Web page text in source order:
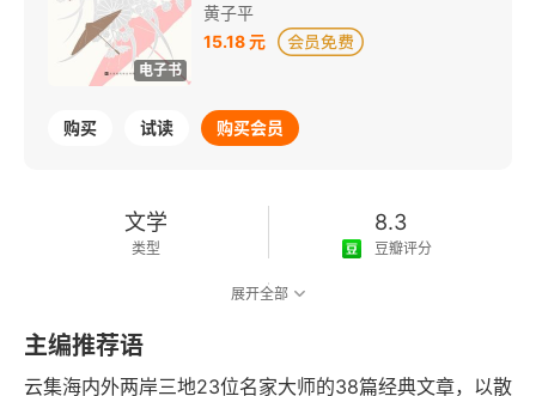
电子书
黄子平
15.18 元
购买 试读 购买会员
文学
类型
8.3
豆瓣评分
2018-05-01
展开全部
主编推荐语
云集海内外两岸三地23位名家大师的38篇经典文章，以散